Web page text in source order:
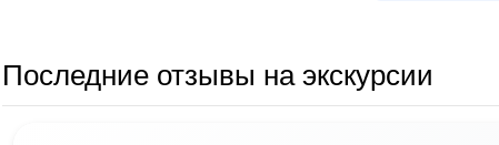
Последние отзывы на экскурсии